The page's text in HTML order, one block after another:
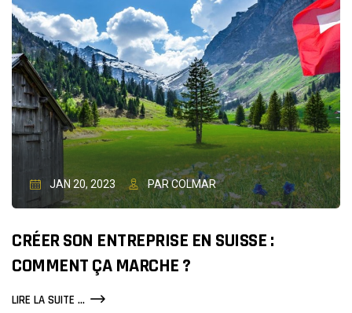
CHANGE-
T-
ELLE
LE
MONDE
?
JAN 20, 2023 PAR COLMAR
CRÉER SON ENTREPRISE EN SUISSE :
COMMENT ÇA MARCHE ?
LIRE LA SUITE ...CRÉER